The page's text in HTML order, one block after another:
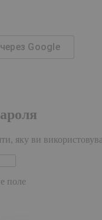
Google
яку ви
поле